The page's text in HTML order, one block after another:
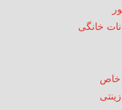
خانگی
خاص